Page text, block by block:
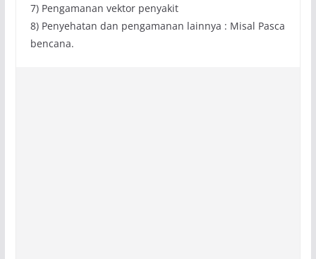
7) Pengamanan vektor penyakit
8) Penyehatan dan pengamanan lainnya : Misal Pasca
bencana.